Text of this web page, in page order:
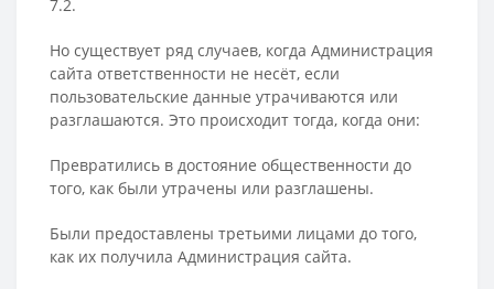
7.2.
Но существует ряд случаев, когда Администрация
сайта ответственности не несёт, если
пользовательские данные утрачиваются или
разглашаются. Это происходит тогда, когда они:
Превратились в достояние общественности до
того, как были утрачены или разглашены.
Были предоставлены третьими лицами до того,
как их получила Администрация сайта.